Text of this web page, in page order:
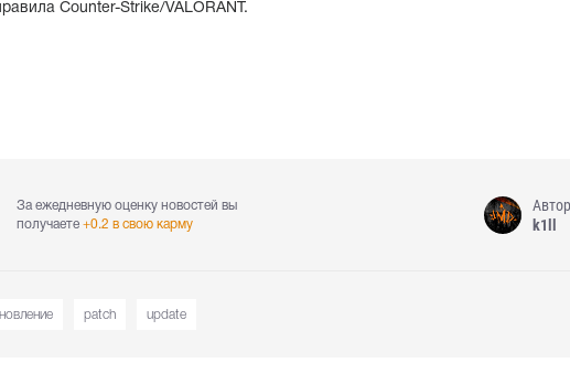
Counter-Strike/VALORANT.
За ежедневную оценку новостей вы
получаете +0.2 в свою карму
Автор
k1ll
patch update